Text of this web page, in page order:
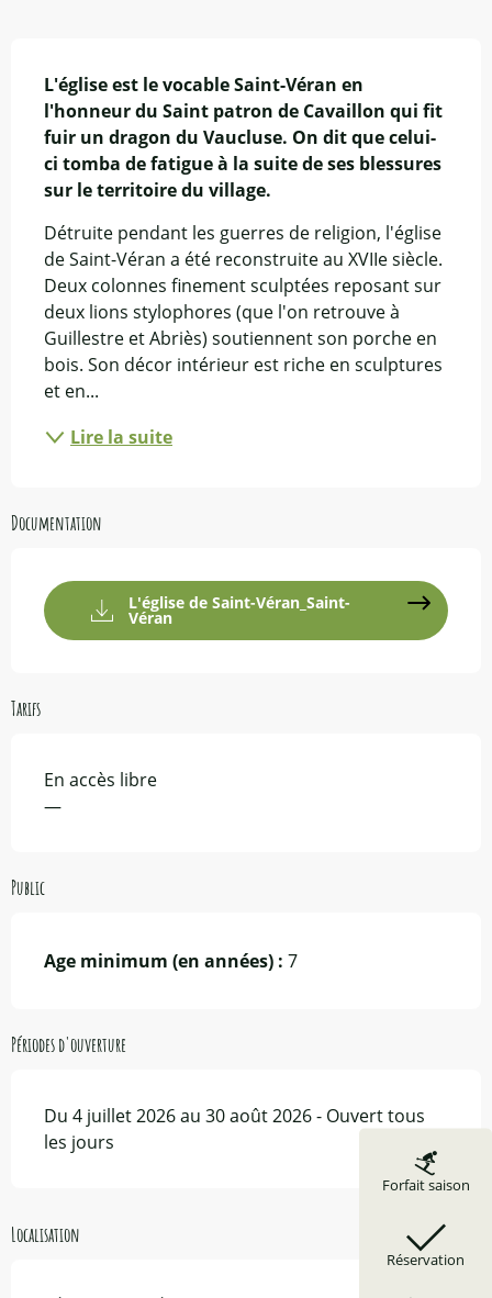
Forfait saison
Réservation
L'église est le vocable Saint-Véran en
l'honneur du Saint patron de Cavaillon qui fit
fuir un dragon du Vaucluse. On dit que celui-
ci tomba de fatigue à la suite de ses blessures
sur le territoire du village.
Détruite pendant les guerres de religion, l'église
de Saint-Véran a été reconstruite au XVIIe siècle.
Deux colonnes finement sculptées reposant sur
deux lions stylophores (que l'on retrouve à
Guillestre et Abriès) soutiennent son porche en
bois. Son décor intérieur est riche en sculptures
et en...
Lire la suite
Documentation
L'église de Saint-Véran_Saint-
Véran
Tarifs
En accès libre
—
Public
Age minimum (en années) : 7
Périodes d'ouverture
Du 4 juillet 2026 au 30 août 2026 - Ouvert tous
les jours
Localisation